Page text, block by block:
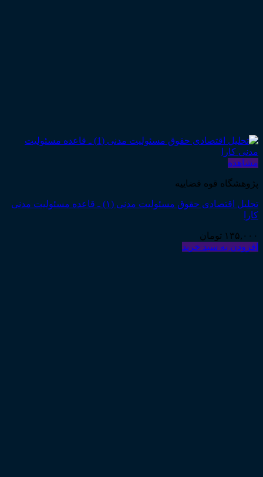
مشاهده
پژوهشگاه قوه قضاییه
تحلیل اقتصادی حقوق مسئولیت مدنی (۱) ـ قاعده مسئولیت مدنی
کارا
۱۳۵,۰۰۰ تومان
افزودن به سبد خرید